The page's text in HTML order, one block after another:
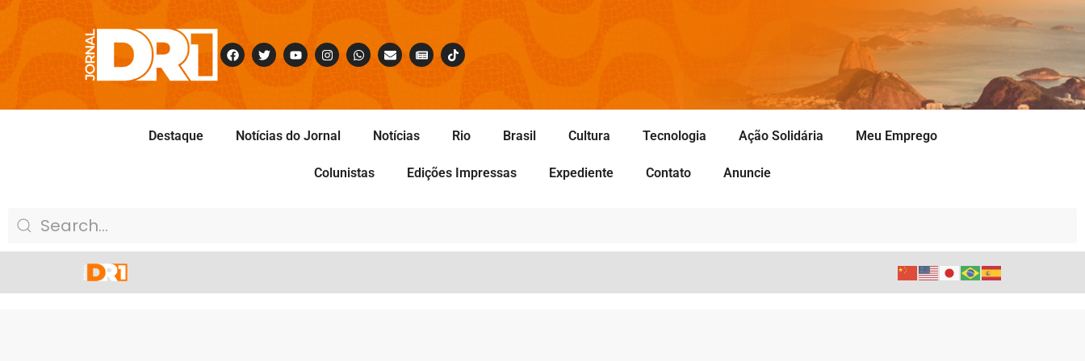
Destaque Notícias do Jornal Notícias Rio Brasil Cultura Tecnologia Ação Solidária Meu Emprego
Colunistas Edições Impressas Expediente Contato Anuncie